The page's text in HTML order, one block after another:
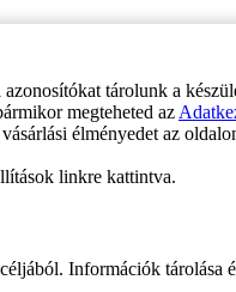
tárolunk a
megteheted az
élményedet az
linkre kattintva.
Információk tárolása